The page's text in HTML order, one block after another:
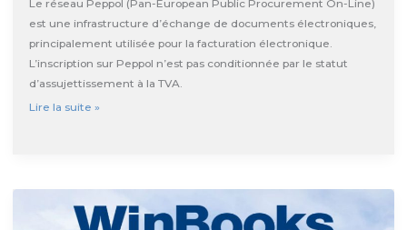
Le réseau Peppol (Pan-European Public Procurement On-Line)
est une infrastructure d’échange de documents électroniques,
principalement utilisée pour la facturation électronique.
L’inscription sur Peppol n’est pas conditionnée par le statut
d’assujettissement à la TVA.
Une
Lire la suite »